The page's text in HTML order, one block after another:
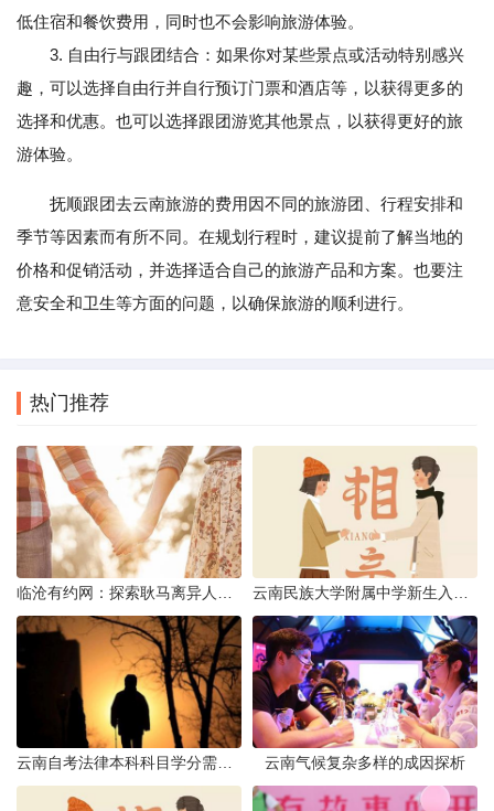
低住宿和餐饮费用，同时也不会影响旅游体验。
3. 自由行与跟团结合：如果你对某些景点或活动特别感兴
趣，可以选择自由行并自行预订门票和酒店等，以获得更多的
选择和优惠。也可以选择跟团游览其他景点，以获得更好的旅
游体验。
抚顺跟团去云南旅游的费用因不同的旅游团、行程安排和
季节等因素而有所不同。在规划行程时，建议提前了解当地的
价格和促销活动，并选择适合自己的旅游产品和方案。也要注
意安全和卫生等方面的问题，以确保旅游的顺利进行。
热门推荐
云南气候复杂多样的成因探析